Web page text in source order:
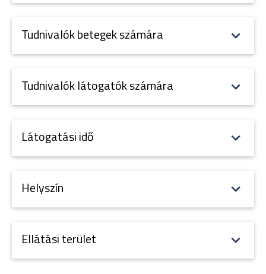
Tudnivalók betegek számára
Tudnivalók látogatók számára
Látogatási idő
Helyszín
Ellátási terület